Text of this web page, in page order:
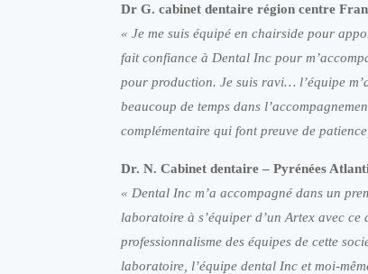
Dr G. cabinet dentaire région centre
« Je me suis équipé en chairside pour
fait confiance à Dental Inc pour
pour production. Je suis ravi… l’équipe
beaucoup de temps dans
complémentaire qui font preuve de
Dr. N. Cabinet dentaire – Pyrénées
« Dental Inc m’a accompagné dans un
laboratoire à s’équiper d’un Artex avec
professionnalisme des équipes de cette
laboratoire, l’équipe dental Inc et moi-